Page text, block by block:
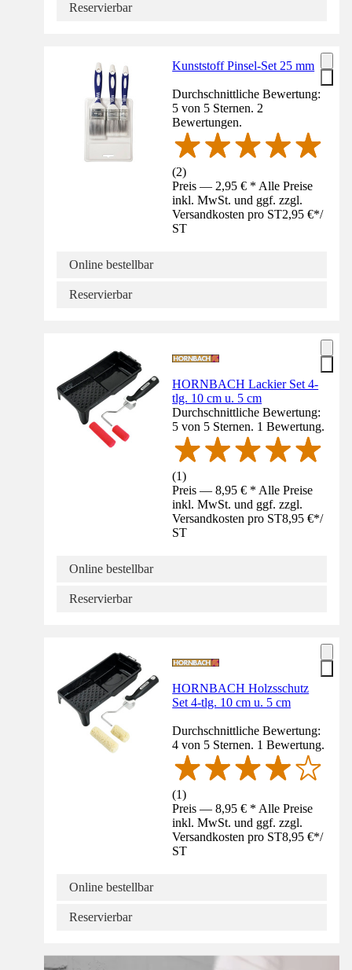
Reservierbar
Kunststoff Pinsel-Set 25 mm
Durchschnittliche Bewertung:
5 von 5 Sternen. 2
Bewertungen.
(2)
Preis — 2,95 € * Alle Preise
inkl. MwSt. und ggf. zzgl.
Versandkosten pro ST2,95 €*/
ST
Online bestellbar
Reservierbar
HORNBACH Lackier Set 4-
tlg. 10 cm u. 5 cm
Durchschnittliche Bewertung:
5 von 5 Sternen. 1 Bewertung.
(1)
Preis — 8,95 € * Alle Preise
inkl. MwSt. und ggf. zzgl.
Versandkosten pro ST8,95 €*/
ST
Online bestellbar
Reservierbar
HORNBACH Holzsschutz
Set 4-tlg. 10 cm u. 5 cm
Durchschnittliche Bewertung:
4 von 5 Sternen. 1 Bewertung.
(1)
Preis — 8,95 € * Alle Preise
inkl. MwSt. und ggf. zzgl.
Versandkosten pro ST8,95 €*/
ST
Online bestellbar
Reservierbar